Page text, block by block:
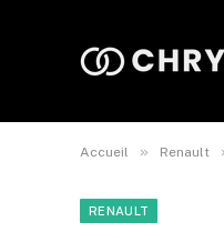
Accueil » Renault
RENAULT